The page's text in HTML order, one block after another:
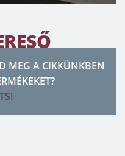
MEG A CIKKÜNKBEN